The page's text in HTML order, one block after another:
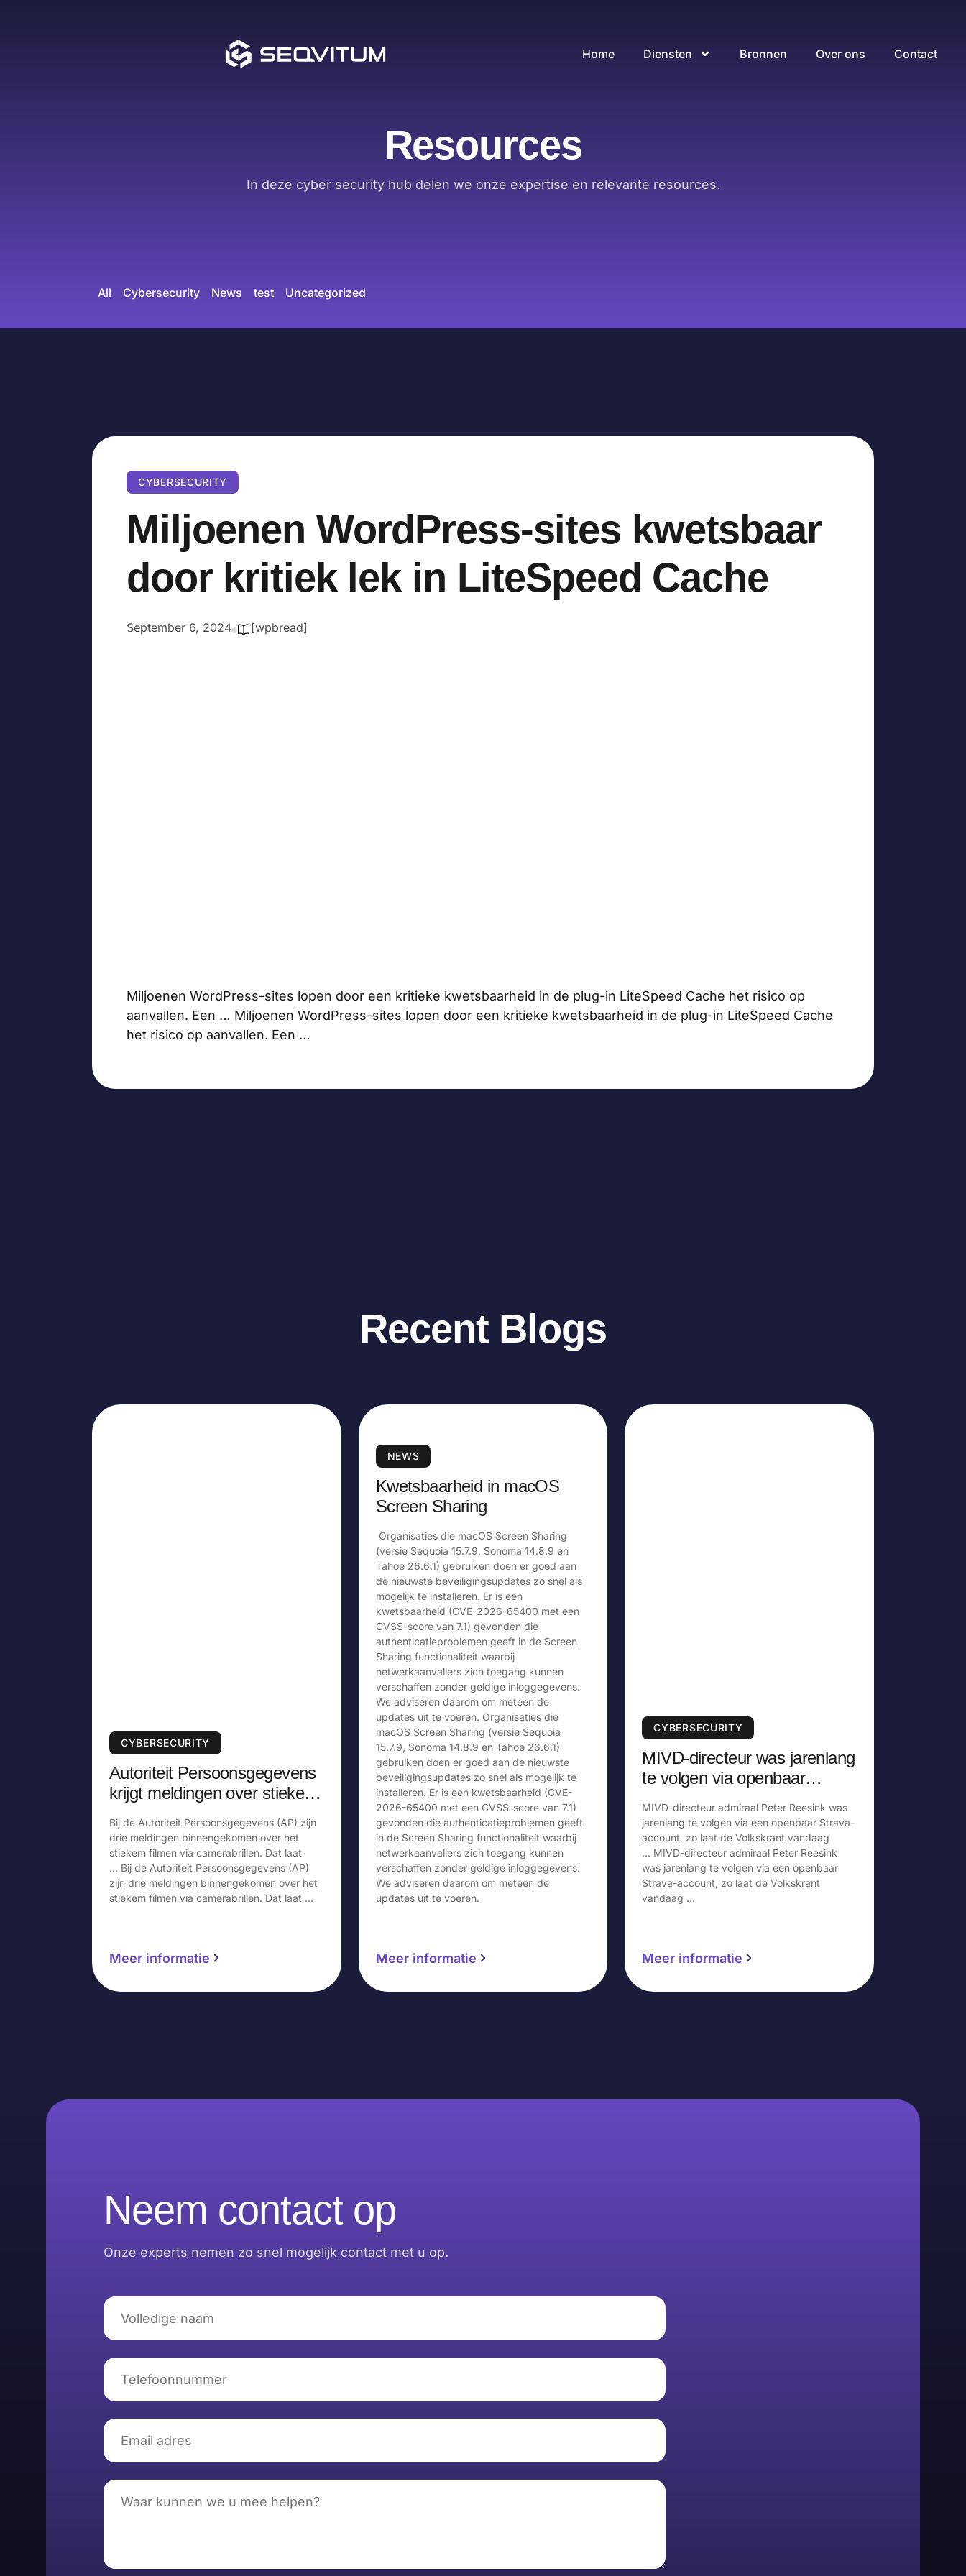
Home Diensten Bronnen Over ons Contact
Resources
In deze cyber security hub delen we onze expertise en relevante resources.
Cybersecurity News test Uncategorized
All
CYBERSECURITY
Miljoenen WordPress-sites kwetsbaar
door kritiek lek in LiteSpeed Cache
September 6, 2024 [wpbread]
Miljoenen WordPress-sites lopen door een kritieke kwetsbaarheid in de plug-in LiteSpeed Cache het risico op
aanvallen. Een … Miljoenen WordPress-sites lopen door een kritieke kwetsbaarheid in de plug-in LiteSpeed Cache
het risico op aanvallen. Een …
Recent Blogs
CYBERSECURITY
Autoriteit Persoonsgegevens
krijgt meldingen over stiekem
Bij de Autoriteit Persoonsgegevens (AP) zijn
drie meldingen binnengekomen over het
stiekem filmen via camerabrillen. Dat laat
… Bij de Autoriteit Persoonsgegevens (AP)
zijn drie meldingen binnengekomen over het
stiekem filmen via camerabrillen. Dat laat …
Meer informatie
NEWS
Kwetsbaarheid in macOS
Screen Sharing
Organisaties die macOS Screen Sharing
(versie Sequoia 15.7.9, Sonoma 14.8.9 en
Tahoe 26.6.1) gebruiken doen er goed aan
de nieuwste beveiligingsupdates zo snel als
mogelijk te installeren. Er is een
kwetsbaarheid (CVE-2026-65400 met een
CVSS-score van 7.1) gevonden die
authenticatieproblemen geeft in de Screen
Sharing functionaliteit waarbij
netwerkaanvallers zich toegang kunnen
verschaffen zonder geldige inloggegevens.
We adviseren daarom om meteen de
updates uit te voeren. Organisaties die
macOS Screen Sharing (versie Sequoia
15.7.9, Sonoma 14.8.9 en Tahoe 26.6.1)
gebruiken doen er goed aan de nieuwste
beveiligingsupdates zo snel als mogelijk te
installeren. Er is een kwetsbaarheid (CVE-
2026-65400 met een CVSS-score van 7.1)
gevonden die authenticatieproblemen geeft
in de Screen Sharing functionaliteit waarbij
netwerkaanvallers zich toegang kunnen
verschaffen zonder geldige inloggegevens.
We adviseren daarom om meteen de
updates uit te voeren.
Meer informatie
CYBERSECURITY
MIVD-directeur was jarenlang
te volgen via openbaar
MIVD-directeur admiraal Peter Reesink was
jarenlang te volgen via een openbaar Strava-
account, zo laat de Volkskrant vandaag
… MIVD-directeur admiraal Peter Reesink
was jarenlang te volgen via een openbaar
Strava-account, zo laat de Volkskrant
vandaag …
Meer informatie
Neem contact op
Onze experts nemen zo snel mogelijk contact met u op.